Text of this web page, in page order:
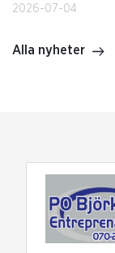
2026-07-04
Alla nyheter